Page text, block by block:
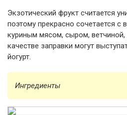
Экзотический фрукт считается
поэтому прекрасно сочетается
куриным мясом, сыром,
качестве заправки могут
йогурт.
Ингредиенты